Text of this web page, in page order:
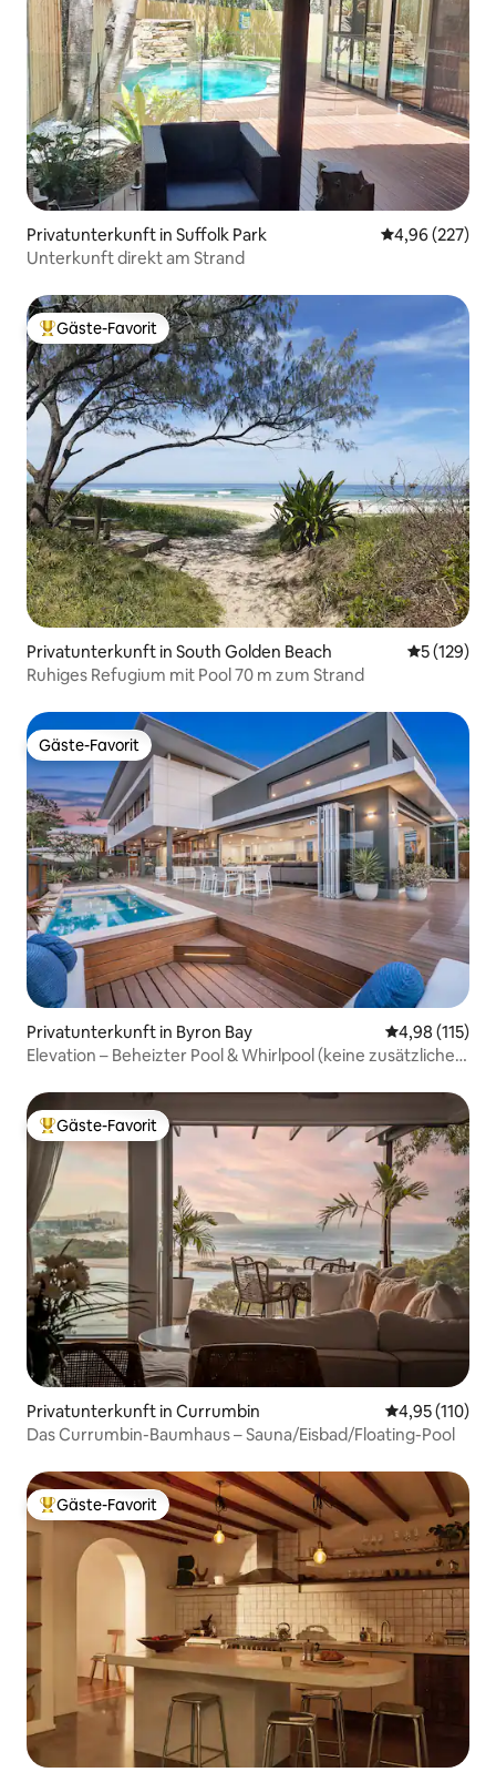
Privatunterkunft in Suffolk Park
4,96 (227)
Unterkunft direkt am Strand
Beliebter Gäste-Favorit.
Gäste-Favorit
Privatunterkunft in South Golden Beach
5 (129)
Ruhiges Refugium mit Pool 70 m zum Strand
Gäste-Favorit
Gäste-Favorit
Privatunterkunft in Byron Bay
4,98 (115)
Elevation – Beheizter Pool & Whirlpool (keine zusätzlichen
Beliebter Gäste-Favorit.
Gäste-Favorit
Privatunterkunft in Currumbin
4,95 (110)
Das Currumbin-Baumhaus – Sauna/Eisbad/Floating-Pool
Beliebter Gäste-Favorit.
Gäste-Favorit